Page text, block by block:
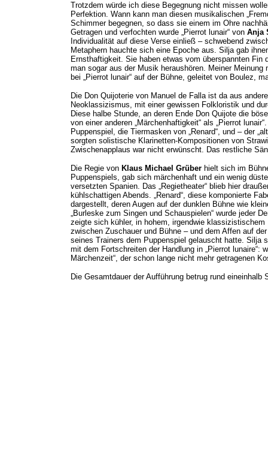
Trotzdem würde ich diese Begegnung nicht missen
Perfektion. Wann kann man diesen musikalischen
Schimmer begegnen, so dass sie einem im Ohre
Getragen und verfochten wurde „Pierrot lunair“ von Anja
Individualität auf diese Verse einließ – schwebend
Metaphern hauchte sich eine Epoche aus. Silja gab
Ernsthaftigkeit. Sie haben etwas vom überspannten Fin
man sogar aus der Musik heraushören. Meiner
bei „Pierrot lunair“ auf der Bühne, geleitet von Boulez,
Die Don Quijoterie von Manuel de Falla ist da aus
Neoklassizismus, mit einer gewissen Folkloristik und
Diese halbe Stunde, an deren Ende Don Quijote die
von einer anderen „Märchenhaftigkeit“ als „Pierrot
Puppenspiel, die Tiermasken von „Renard“, und – der
sorgten solistische Klarinetten-Kompositionen von
Zwischenapplaus war nicht erwünscht. Das restliche
Die Regie von Klaus Michael Grüber hielt sich im
Puppenspiels, gab sich märchenhaft und ein wenig
versetzten Spanien. Das „Regietheater“ blieb hier
kühlschattigen Abends. „Renard“, diese komponierte
dargestellt, deren Augen auf der dunklen Bühne wie
„Burleske zum Singen und Schauspielen“ wurde jeder
zeigte sich kühler, in hohem, irgendwie
zwischen Zuschauer und Bühne – und dem Affen auf
seines Trainers dem Puppenspiel gelauscht hatte.
mit dem Fortschreiten der Handlung in „Pierrot
Märchenzeit“, der schon lange nicht mehr getragenen
Die Gesamtdauer der Aufführung betrug rund